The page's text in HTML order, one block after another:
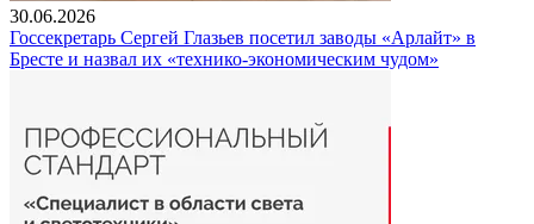
30.06.2026
Госсекретарь Сергей Глазьев посетил заводы «Арлайт» в
Бресте и назвал их «технико-экономическим чудом»